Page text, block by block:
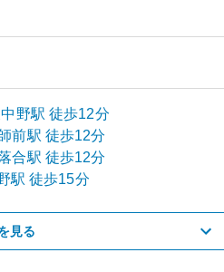
野駅 徒歩12分
前駅 徒歩12分
合駅 徒歩12分
駅 徒歩15分
見る